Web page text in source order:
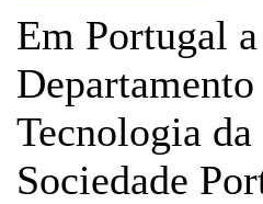
Em Portugal
Tecnologia
Sociedade